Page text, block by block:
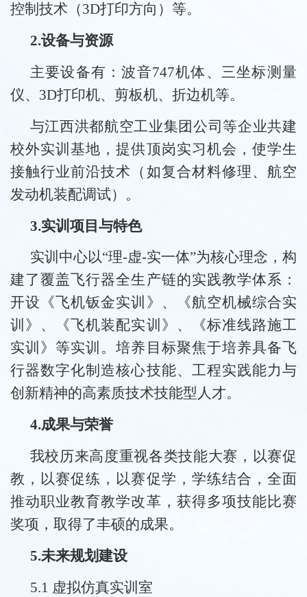
控制技术（3D打印方向）等。
2.设备与资源
主要设备有：波音747机体、三坐标测量
仪、3D打印机、剪板机、折边机等。
与江西洪都航空工业集团公司等企业共建
校外实训基地，提供顶岗实习机会，使学生
接触行业前沿技术（如复合材料修理、航空
发动机装配调试）。
3.实训项目与特色
实训中心以“理-虚-实一体”为核心理念，构
建了覆盖飞行器全生产链的实践教学体系：
开设《飞机钣金实训》、《航空机械综合实
训》、《飞机装配实训》、《标准线路施工
实训》等实训。培养目标聚焦于培养具备飞
行器数字化制造核心技能、工程实践能力与
创新精神的高素质技术技能型人才。
4.成果与荣誉
我校历来高度重视各类技能大赛，以赛促
教，以赛促练，以赛促学，学练结合，全面
推动职业教育教学改革，获得多项技能比赛
奖项，取得了丰硕的成果。
5.未来规划建设
5.1 虚拟仿真实训室